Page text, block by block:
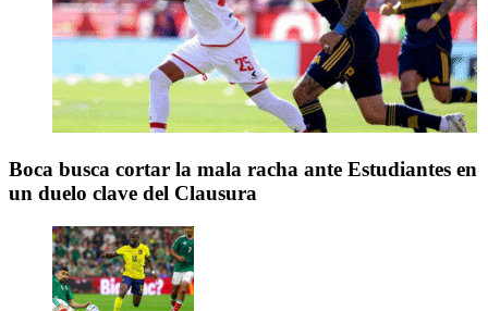
Boca busca cortar la mala racha ante Estudiantes en
un duelo clave del Clausura